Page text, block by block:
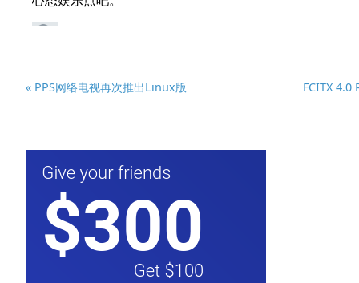
« PPS网络电视再次推出Linux版 FCITX 4.0